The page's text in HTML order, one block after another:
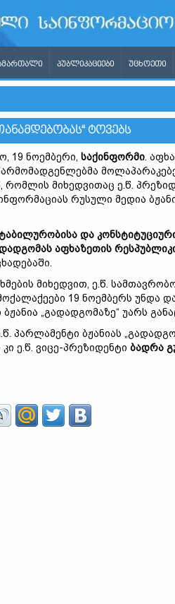
ᲞᲣᲑᲚᲘᲙᲐᲪᲘᲔᲑᲘ ᲣᲪᲮᲝᲔᲗᲘ
ᲢᲝᲕᲔᲑᲡ
19 ნოემბერი, საქინფორმი.
რომლის მიხედვითაც ე.წ.
რუსული მედია
და
აფხაზეთის
მიხედვით, ე.წ.
19 ნოემბერს უნდა
ბჟანია „გადადგომაზე“ უარს
პარლამენტი ბჟანიას
ე.წ. ვიცე-პრეზიდენტი ბადრა